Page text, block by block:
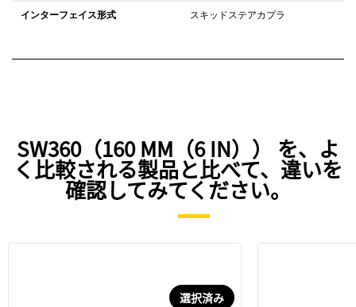
インターフェイス形式 スキッドステアカプラ
SW360（160 MM（6 IN）） を、よ
く比較される製品と比べて、違いを
確認してみてください。
選択済み